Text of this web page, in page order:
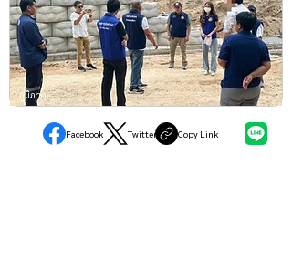
ภูมิภาค
Facebook Twitter Copy Link